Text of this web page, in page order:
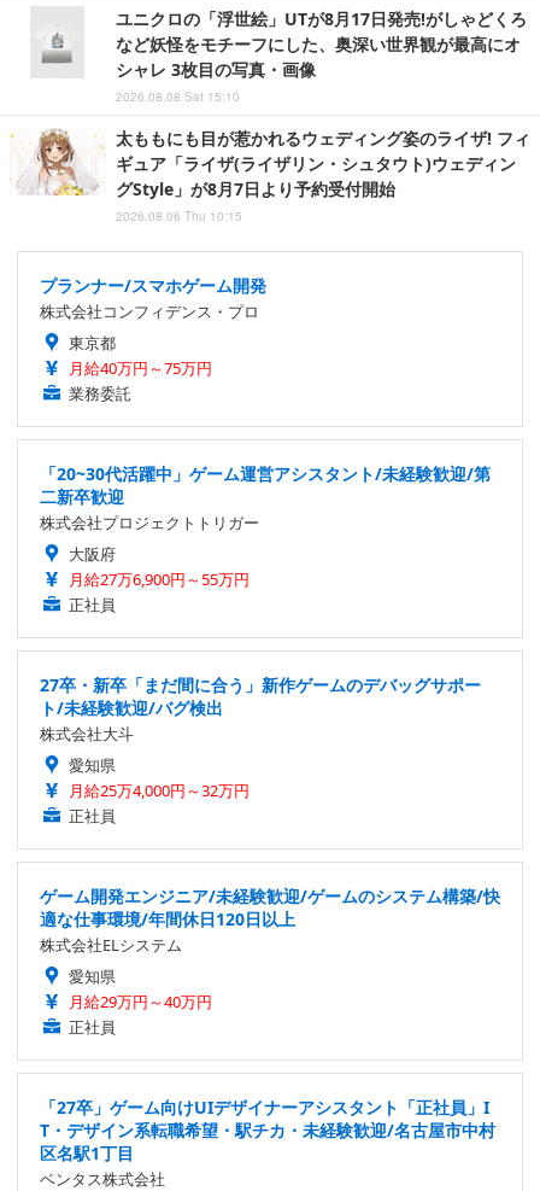
ユニクロの「浮世絵」UTが8月17日発売!がしゃどくろ
など妖怪をモチーフにした、奥深い世界観が最高にオ
シャレ 3枚目の写真・画像
2026.08.08 Sat 15:10
太ももにも目が惹かれるウェディング姿のライザ! フィ
ギュア「ライザ(ライザリン・シュタウト)ウェディン
グStyle」が8月7日より予約受付開始
2026.08.06 Thu 10:15
プランナー/スマホゲーム開発
株式会社コンフィデンス・プロ
東京都
月給40万円～75万円
業務委託
「20~30代活躍中」ゲーム運営アシスタント/未経験歓迎/第
二新卒歓迎
株式会社プロジェクトトリガー
大阪府
月給27万6,900円～55万円
正社員
27卒・新卒「まだ間に合う」新作ゲームのデバッグサポー
ト/未経験歓迎/バグ検出
株式会社大斗
愛知県
月給25万4,000円～32万円
正社員
ゲーム開発エンジニア/未経験歓迎/ゲームのシステム構築/快
適な仕事環境/年間休日120日以上
株式会社ELシステム
愛知県
月給29万円～40万円
正社員
「27卒」ゲーム向けUIデザイナーアシスタント「正社員」I
T・デザイン系転職希望・駅チカ・未経験歓迎/名古屋市中村
区名駅1丁目
ベンタス株式会社